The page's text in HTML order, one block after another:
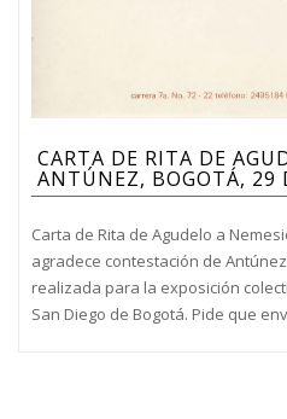
CARTA DE RITA DE
ANTÚNEZ, BOGOTÁ, 29
Carta de Rita de Agudelo a
agradece contestación de
realizada para la exposición
San Diego de Bogotá. Pide que